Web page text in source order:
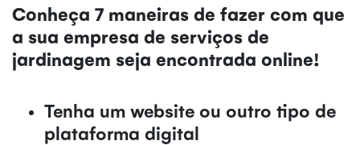
Conheça 7 maneiras de fazer com que
a sua empresa de serviços de
jardinagem seja encontrada online!
Tenha um website ou outro tipo de
plataforma digital